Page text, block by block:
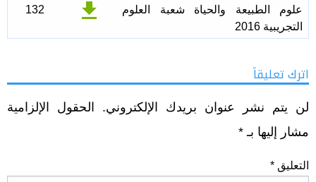
علوم الطبيعة والحياة شعبة العلوم
التجريبية 2016
132
اترك تعليقاً
لن يتم نشر عنوان بريدك الإلكتروني.
الحقول الإلزامية
مشار إليها بـ*
التعليق*